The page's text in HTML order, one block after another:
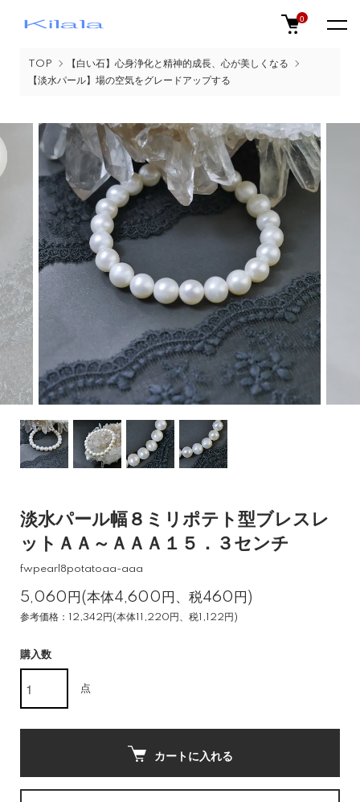
0
TOP
【白い石】心身浄化と精神的成長、心が美しくなる
【淡水パール】場の空気をグレードアップする
淡水パール幅８ミリポテト型ブレスレ
ットＡＡ～ＡＡＡ１５．３センチ
fwpearl8potatoaa-aaa
5,060円(本体4,600円、税460円)
参考価格：12,342円(本体11,220円、税1,122円)
購入数
点
カートに入れる